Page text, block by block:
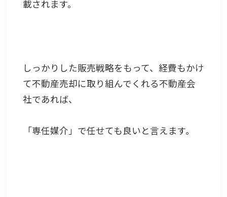
載されます。
しっかりした販売戦略をもって、経費もかけ
て不動産売却に取り組んでくれる不動産会
社であれば、
「専任媒介」で任せても良いと言えます。